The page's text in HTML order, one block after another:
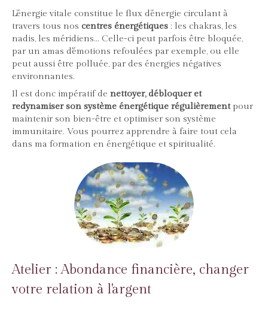
L’énergie vitale constitue le flux d’énergie circulant à
travers tous nos centres énergétiques : les chakras, les
nadis, les méridiens... Celle-ci peut parfois être bloquée,
par un amas d'émotions refoulées par exemple, ou elle
peut aussi être polluée, par des énergies négatives
environnantes.
Il est donc impératif de nettoyer, débloquer et
redynamiser son système énergétique régulièrementpour
maintenir son bien-être et optimiser son système
immunitaire. Vous pourrez apprendre à faire tout cela
dans ma formation en énergétique et spiritualité.
Atelier : Abondance financière, changer
votre relation à l'argent